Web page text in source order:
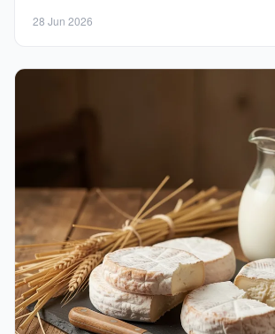
28 Jun 2026